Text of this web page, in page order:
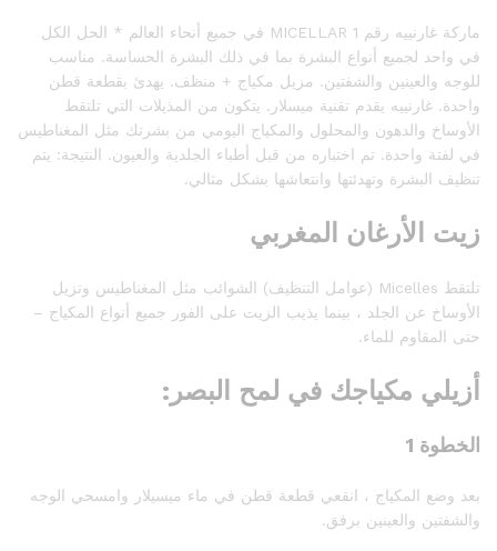
ماركة غارنييه رقم 1 MICELLAR في جميع أنحاء العالم * الحل الكل
في واحد لجميع أنواع البشرة بما في ذلك البشرة الحساسة. مناسب
للوجه والعينين والشفتين. مزيل مكياج + منظف. يهدئ بقطعة قطن
واحدة. غارنييه يقدم تقنية ميسلار. يتكون من المذيلات التي تلتقط
الأوساخ والدهون والمحلول والمكياج اليومي من بشرتك مثل المغناطيس
في لفتة واحدة. تم اختباره من قبل أطباء الجلدية والعيون. النتيجة: يتم
تنظيف البشرة وتهدئتها وانتعاشها بشكل مثالي.
زيت الأرغان المغربي
تلتقط Micelles (عوامل التنظيف) الشوائب مثل المغناطيس وتزيل
الأوساخ عن الجلد ، بينما يذيب الزيت على الفور جميع أنواع المكياج –
حتى المقاوم للماء.
أزيلي مكياجك في لمح البصر:
الخطوة 1
بعد وضع المكياج ، انقعي قطعة قطن في ماء ميسيلار وامسحي الوجه
والشفتين والعينين برفق.